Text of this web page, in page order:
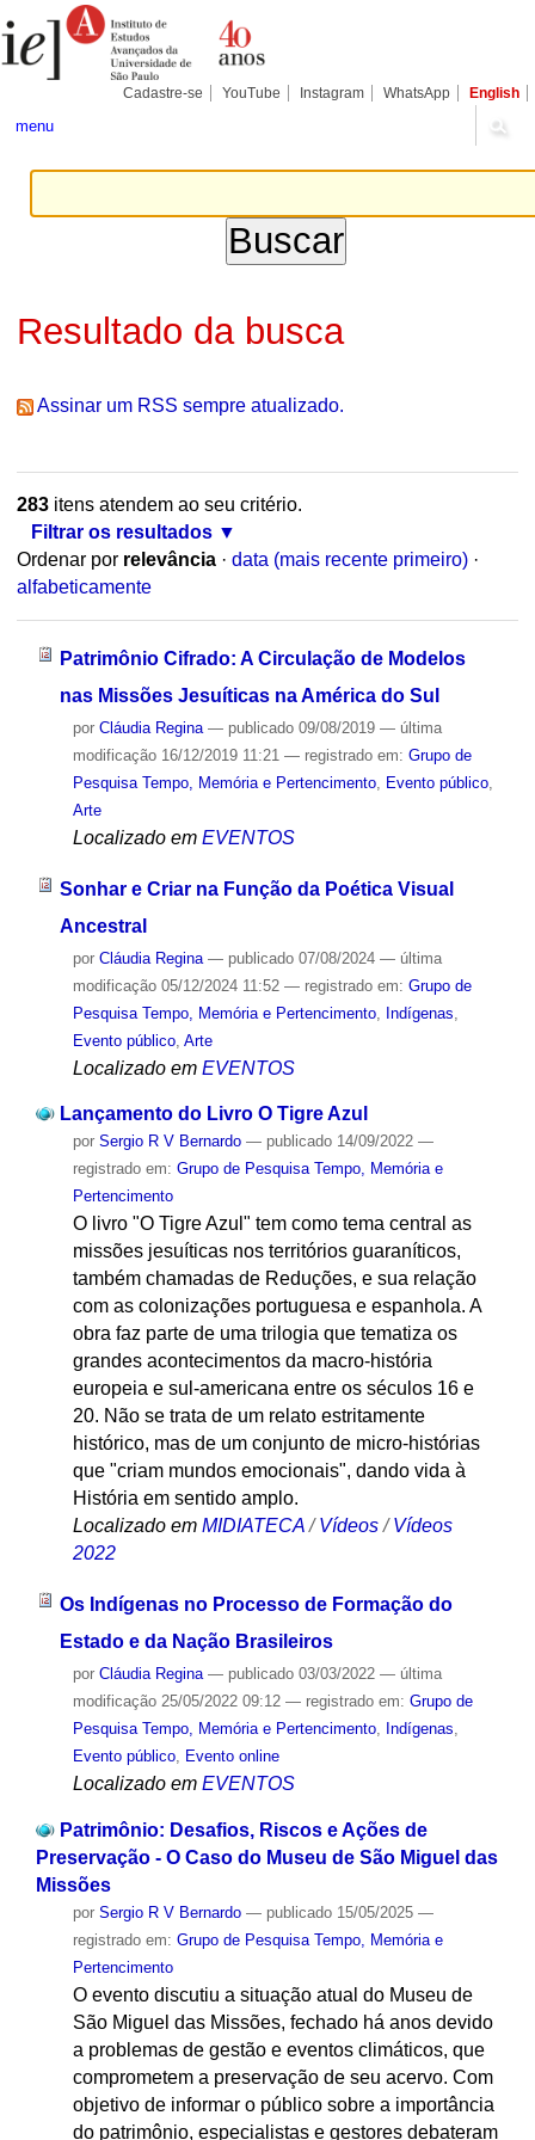
para
conteúdo.
Pessoais
Cadastre-se YouTube Instagram WhatsApp English
menu
Resultado da busca
Assinar um RSS sempre atualizado.
283itens atendem ao seu critério.
Filtrar os resultados
Ordenar por relevância · data (mais recente primeiro) ·
alfabeticamente
Patrimônio Cifrado: A Circulação de Modelos
nas Missões Jesuíticas na América do Sul
por Cláudia Regina — publicado09/08/2019 — última
modificação16/12/2019 11:21 — registrado em: Grupo de
Pesquisa Tempo, Memória e Pertencimento, Evento público,
Arte
Localizado em EVENTOS
Sonhar e Criar na Função da Poética Visual
Ancestral
por Cláudia Regina — publicado07/08/2024 — última
modificação05/12/2024 11:52 — registrado em: Grupo de
Pesquisa Tempo, Memória e Pertencimento, Indígenas
Evento público, Arte
Localizado em EVENTOS
Lançamento do Livro O Tigre Azul
por Sergio R V Bernardo — publicado14/09/2022 —
registrado em: Grupo de Pesquisa Tempo, Memória e
Pertencimento
O livro "O Tigre Azul" tem como tema central as
missões jesuíticas nos territórios guaraníticos,
também chamadas de Reduções, e sua relação
com as colonizações portuguesa e espanhola. A
obra faz parte de uma trilogia que tematiza os
grandes acontecimentos da macro-história
europeia e sul-americana entre os séculos 16 e
20. Não se trata de um relato estritamente
histórico, mas de um conjunto de micro-histórias
que "criam mundos emocionais", dando vida à
História em sentido amplo.
Localizado em MIDIATECA /Vídeos /Vídeos
2022
Os Indígenas no Processo de Formação do
Estado e da Nação Brasileiros
por Cláudia Regina — publicado03/03/2022 — última
modificação25/05/2022 09:12 — registrado em: Grupo de
Pesquisa Tempo, Memória e Pertencimento, Indígenas,
Evento público, Evento online
Localizado em EVENTOS
Patrimônio: Desafios, Riscos e Ações de
Preservação - O Caso do Museu de São Miguel das
Missões
por Sergio R V Bernardo — publicado15/05/2025 —
registrado em: Grupo de Pesquisa Tempo, Memória e
Pertencimento
O evento discutiu a situação atual do Museu de
São Miguel das Missões, fechado há anos devido
a problemas de gestão e eventos climáticos, que
comprometem a preservação de seu acervo. Com
objetivo de informar o público sobre a importância
do patrimônio, especialistas e gestores debateram